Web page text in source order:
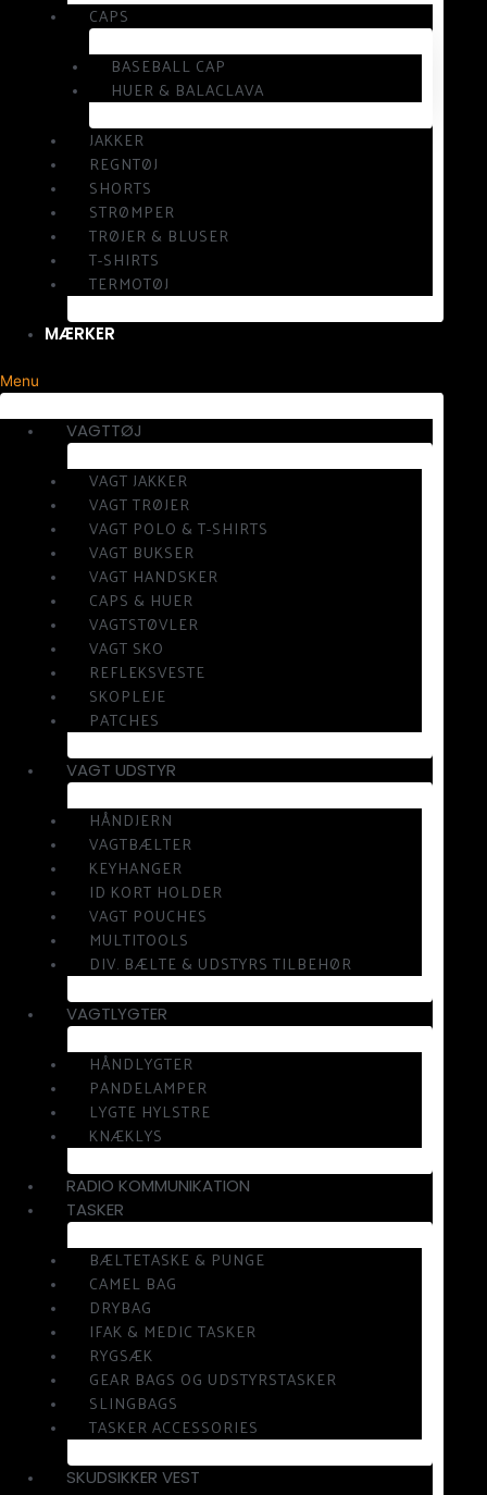
CAPS
BASEBALL CAP
HUER & BALACLAVA
JAKKER
REGNTØJ
SHORTS
STRØMPER
TRØJER & BLUSER
T-SHIRTS
TERMOTØJ
MÆRKER
Menu
VAGTTØJ
VAGT JAKKER
VAGT TRØJER
VAGT POLO & T-SHIRTS
VAGT BUKSER
VAGT HANDSKER
CAPS & HUER
VAGTSTØVLER
VAGT SKO
REFLEKSVESTE
SKOPLEJE
PATCHES
VAGT UDSTYR
HÅNDJERN
VAGTBÆLTER
KEYHANGER
ID KORT HOLDER
VAGT POUCHES
MULTITOOLS
DIV. BÆLTE & UDSTYRS TILBEHØR
VAGTLYGTER
HÅNDLYGTER
PANDELAMPER
LYGTE HYLSTRE
KNÆKLYS
RADIO KOMMUNIKATION
TASKER
BÆLTETASKE & PUNGE
CAMEL BAG
DRYBAG
IFAK & MEDIC TASKER
RYGSÆK
GEAR BAGS OG UDSTYRSTASKER
SLINGBAGS
TASKER ACCESSORIES
SKUDSIKKER VEST